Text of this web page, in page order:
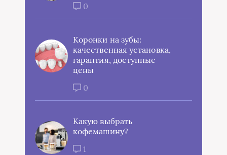
0
Коронки на зубы:
качественная установка,
гарантия, доступные
цены
0
Какую выбрать
кофемашину?
1